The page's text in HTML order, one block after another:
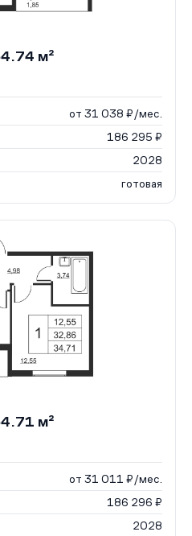
м²
от 31 038 ₽/мес.
186 295 ₽
2028
готовая
м²
от 31 011 ₽/мес.
186 296 ₽
2028